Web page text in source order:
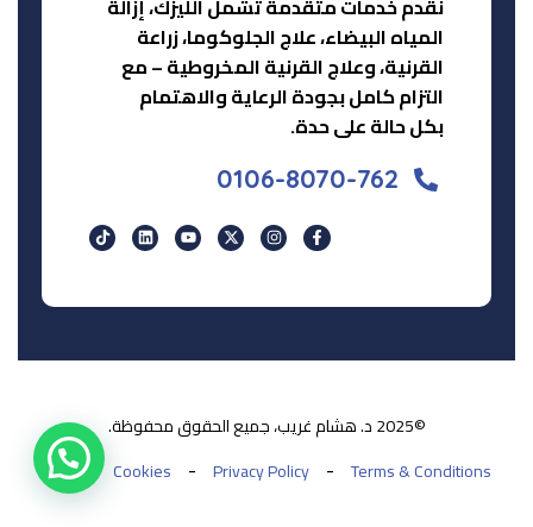
نقدم خدمات متقدمة تشمل الليزك، إزالة
المياه البيضاء، علاج الجلوكوما، زراعة
القرنية، وعلاج القرنية المخروطية – مع
التزام كامل بجودة الرعاية والاهتمام
بكل حالة على حدة.
0106-8070-762
©2025 د. هشام غريب، جميع الحقوق محفوظة.
Terms & Conditions
Privacy Policy
Cookies